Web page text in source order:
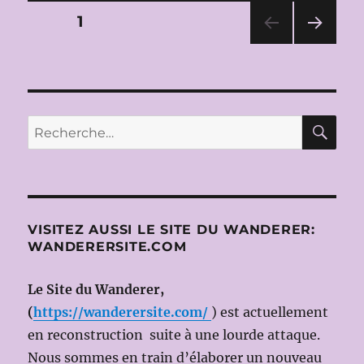
SYMPHONIEORCHESTER
DES
RUNDFUNK
MARS
(CHOSTAKOVITCH
Symphonie
–
BEETHOVEN
Symphonie
n°5
)
Pagination
publications
PAGE1
ANT
E
Recherche
pour :
VISITEZ AUSSI LE SITE DU WANDERER:
WANDERERSITE.COM
Le Site du Wanderer,
(https://wanderersite.com/ ) est actuellement
en reconstruction suite à une lourde attaque.
Nous sommes en train d’élaborer un nouveau